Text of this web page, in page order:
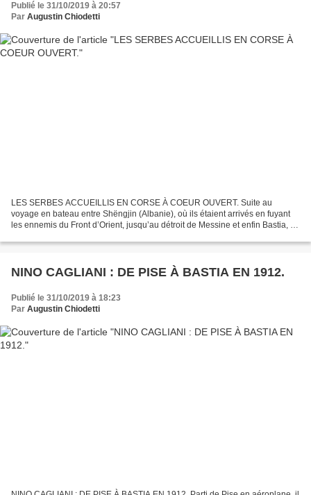
Publié le 31/10/2019 à 20:57
Par Augustin Chiodetti
LES SERBES ACCUEILLIS EN CORSE À COEUR OUVERT. Suite au
voyage en bateau entre Shëngjin (Albanie), où ils étaient arrivés en fuyant
les ennemis du Front d’Orient, jusqu’au détroit de Messine et enfin Bastia, un
NINO CAGLIANI : DE PISE À BASTIA EN 1912.
Publié le 31/10/2019 à 18:23
Par Augustin Chiodetti